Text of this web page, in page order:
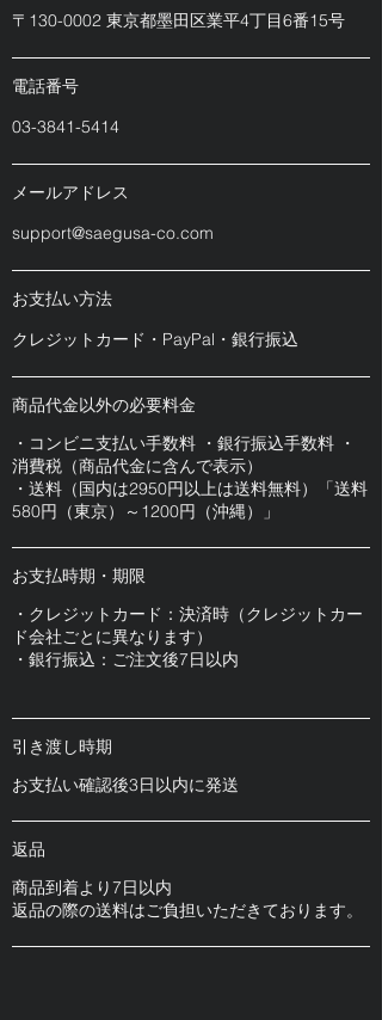
​〒130-0002 東京都墨田区業平4丁目6番15号
​電話番号
03-3841-5414
​メールアドレス
support@saegusa-co.com
​お支払い方法
クレジットカード・PayPal・銀行振込
商品代金以外の必要料金
・コンビニ支払い手数料 ・銀行振込手数料 ・
消費税（商品代金に含んで表示）
・送料（国内は2950円以上は送料無料）「送料
580円（東京）～1200円（沖縄）」
お支払時期・期限
・クレジットカード：決済時（クレジットカー
ド会社ごとに異なります）
・銀行振込：ご注文後7日以内
引き渡し時期
お支払い確認後3日以内に発送
​返品
商品到着より7日以内
​返品の際の送料はご負担いただきております。